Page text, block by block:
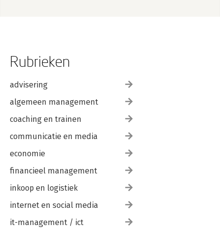
Rubrieken
advisering
algemeen management
coaching en trainen
communicatie en media
economie
financieel management
inkoop en logistiek
internet en social media
it-management / ict